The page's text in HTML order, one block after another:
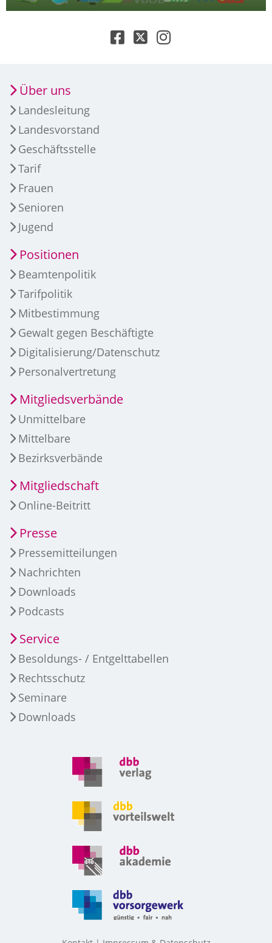
Über uns
Landesleitung
Landesvorstand
Geschäftsstelle
Tarif
Frauen
Senioren
Jugend
Positionen
Beamtenpolitik
Tarifpolitik
Mitbestimmung
Gewalt gegen Beschäftigte
Digitalisierung/Datenschutz
Personalvertretung
Mitgliedsverbände
Unmittelbare
Mittelbare
Bezirksverbände
Mitgliedschaft
Online-Beitritt
Presse
Pressemitteilungen
Nachrichten
Downloads
Podcasts
Service
Besoldungs- / Entgelttabellen
Rechtsschutz
Seminare
Downloads